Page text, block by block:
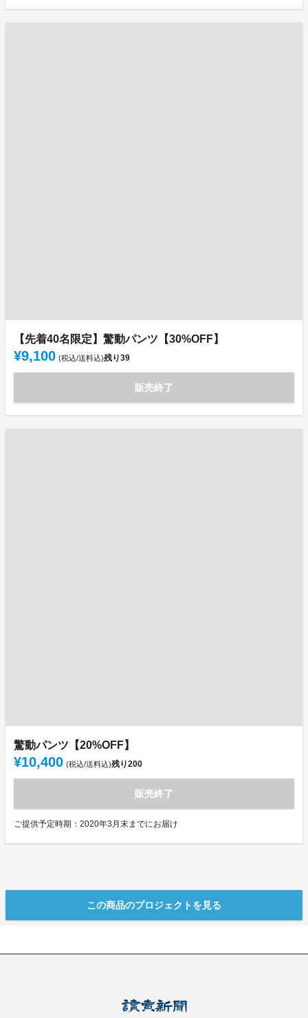
【先着40名限定】驚動パンツ【30%OFF】
¥9,100 (税込/送料込)残り39
販売終了
驚動パンツ【20%OFF】
¥10,400 (税込/送料込)残り200
販売終了
ご提供予定時期：2020年3月末までにお届け
この商品のプロジェクトを見る